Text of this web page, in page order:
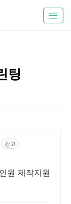
팅
광고
원 제작지원